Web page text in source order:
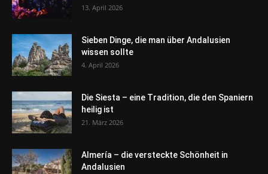
13. April 2026
Sieben Dinge, die man über Andalusien
wissen sollte
4. April 2026
Die Siesta – eine Tradition, die den Spaniern
heilig ist
21. März 2026
Almería – die versteckte Schönheit in
Andalusien